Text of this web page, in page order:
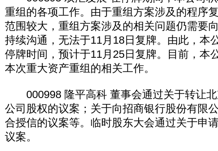
重组的各项工作。由于重组方案涉及的程序
范围较大，重组方案涉及的相关问题仍需要
持续沟通，无法于11月18日复牌。由此，本
停牌时间，预计于11月25日复牌。目前，本
本次重大资产重组的相关工作。
000998 隆平高科 董事会通过关于转让北
公司股权的议案；关于向招商银行股份有限
合授信的议案等。临时股东大会通过关于申
议案。